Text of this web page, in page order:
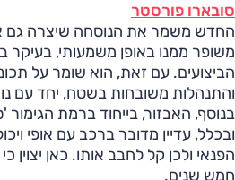
סובארו פורסטר
החדש משמר את הנוסחה שיצרה גם
משופר ממנו באופן משמעותי, בעיקר
הביצועים. עם זאת, הוא שומר על
והתנהלות משובחות בשטח, יחד עם
בנוסף, האבזור, בייחוד ברמת הגימור
ובכלל, עדיין מדובר ברכב עם אופי
הפנאי ולכן קל לחבב אותו. כאן יצוין
חמש שנים.